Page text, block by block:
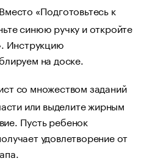
«Подготовьтесь к
синюю ручку и откройте
Инструкцию
на доске.
со множеством заданий
или выделите жирным
Пусть ребенок
удовлетворение от